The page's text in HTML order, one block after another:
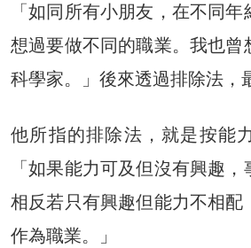
「如同所有小朋友，在不同
想過要做不同的職業。我也曾
科學家。」後來透過排除法，
他所指的排除法，就是按能
「如果能力可及但沒有興趣，
相反若只有興趣但能力不相配
作為職業。」